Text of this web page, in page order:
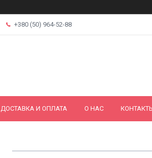
+380 (50) 964-52-88
ДОСТАВКА И ОПЛАТА О НАС